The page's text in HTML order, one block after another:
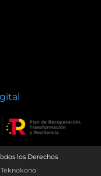
los Derechos
Teknokono